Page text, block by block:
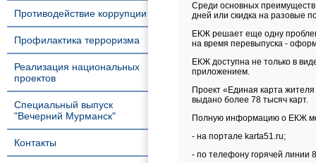
Противодействие коррупции
Профилактика терроризма
Реализация национальных
проектов
Специальный выпуск
"Вечерний Мурманск"
Контакты
Среди основных
дней или скидка на разовые
ЕКЖ решает еще одну
на время перевыпуска -
ЕКЖ доступна не только в
приложением.
Проект «Единая карта
выдано более 78 тысяч карт.
Полную информацию о ЕКЖ
- на портале karta51.ru;
- по телефону горячей линии